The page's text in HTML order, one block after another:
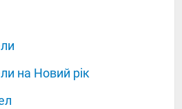
на Новий рік